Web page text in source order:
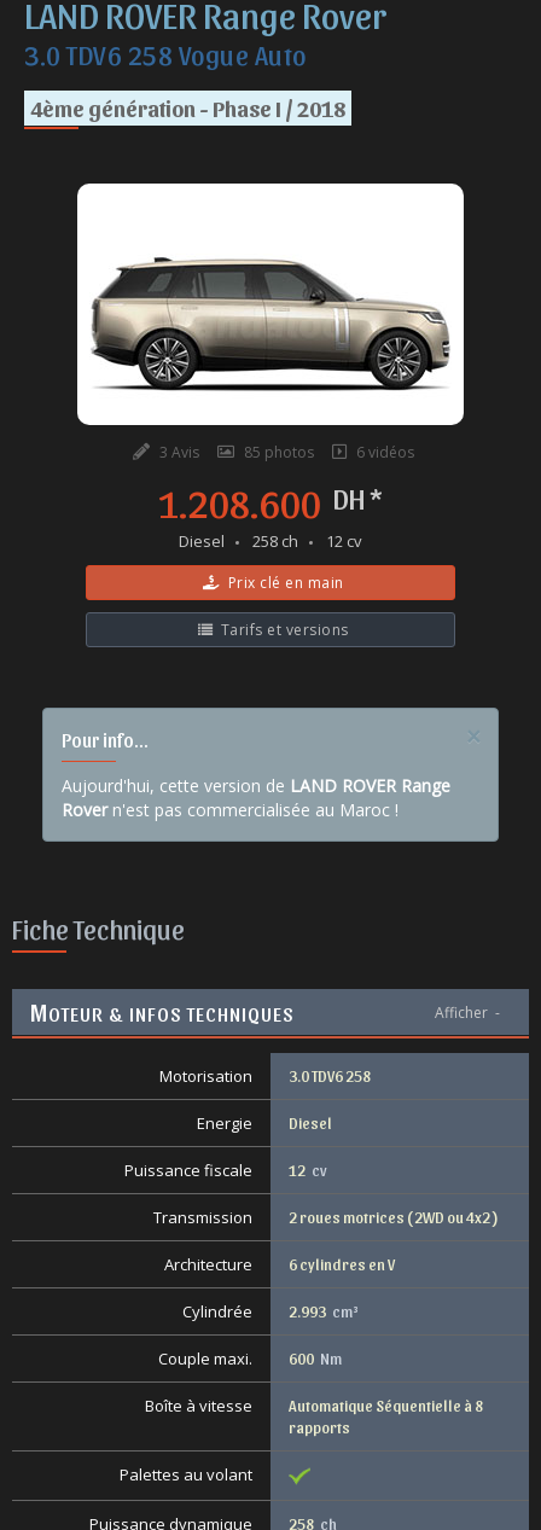
LAND ROVER Range Rover
3.0 TDV6 258 Vogue Auto
4ème génération - Phase I / 2018
3 Avis 85 photos 6 vidéos
1.208.600 DH *
Diesel 258 ch 12 cv
Prix clé en main
Tarifs et versions
×
Pour info...
Aujourd'hui, cette version de LAND ROVER Range
Rovern'est pas commercialisée au Maroc !
Fiche Technique
MOTEUR & INFOS TECHNIQUES Afficher -
Motorisation 3.0 TDV6 258
Energie Diesel
Puissance fiscale 12 cv
Transmission 2 roues motrices ( 2WD ou 4x2 )
Architecture 6 cylindres en V
Cylindrée 2.993 cm³
Couple maxi. 600 Nm
Boîte à vitesse
Automatique Séquentielle à 8
rapports
Palettes au volant
Puissance dynamique 258 ch